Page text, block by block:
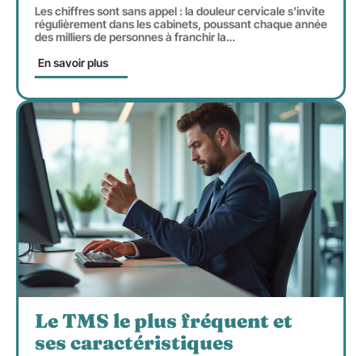
Les chiffres sont sans appel : la douleur cervicale s'invite
régulièrement dans les cabinets, poussant chaque année
des milliers de personnes à franchir la…
En savoir plus
Le TMS le plus fréquent et
ses caractéristiques